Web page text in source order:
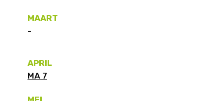
MAART
-
APRIL
MA 7